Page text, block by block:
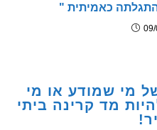
או מי
קרינה ביתי